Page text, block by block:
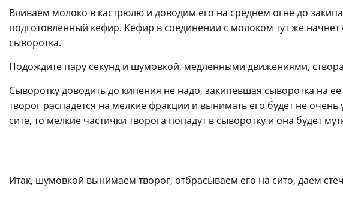
Вливаем молоко в кастрюлю и доводим его на среднем огне до
подготовленный кефир. Кефир в соединении с молоком тут же начнет
сыворотка.
Подождите пару секунд и шумовкой, медленными движениями,
Сыворотку доводить до кипения не надо, закипевшая сыворотка на
творог распадется на мелкие фракции и вынимать его будет не
сите, то мелкие частички творога попадут в сыворотку и она будет
Итак, шумовкой вынимаем творог, отбрасываем его на сито, даем